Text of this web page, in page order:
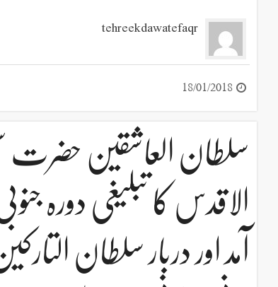
tehreekdawatefaqr
18/01/2018
سلطان العاشقین حضرت
الاقدس کا تبلیغی دورہ
آمد اور دربار سلطان